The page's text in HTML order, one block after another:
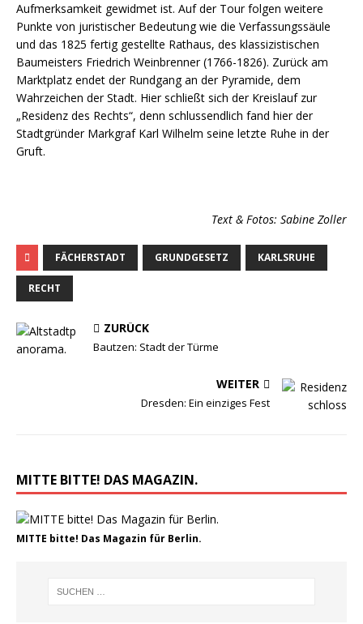
Aufmerksamkeit gewidmet ist. Auf der Tour folgen weitere
Punkte von juristischer Bedeutung wie die Verfas­­sungs­­­säule
und das 1825 fertig gestellte Rathaus, des klassizistischen
Baumeisters Friedrich Weinbrenner (1766-1826). Zurück am
Marktplatz endet der Rundgang an der Pyramide, dem
Wahrzeichen der Stadt. Hier schließt sich der Kreislauf zur
„Residenz des Rechts“, denn schlussendlich fand hier der
Stadtgründer Markgraf Karl Wilhelm seine letzte Ruhe in der
Gruft.
Text & Fotos: Sabine Zoller
FÄCHERSTADT GRUNDGESETZ KARLSRUHE
RECHT
ZURÜCK
Bautzen: Stadt der Türme
WEITER
Dresden: Ein einziges Fest
MITTE BITTE! DAS MAGAZIN.
MITTE bitte! Das Magazin für Berlin.